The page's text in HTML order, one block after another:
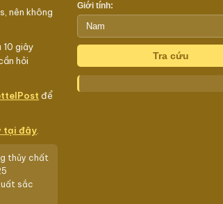
nên không
10 giây
hỏi
để
tại đây
thủy chất
sắc
Giới tính:
Tra cứu